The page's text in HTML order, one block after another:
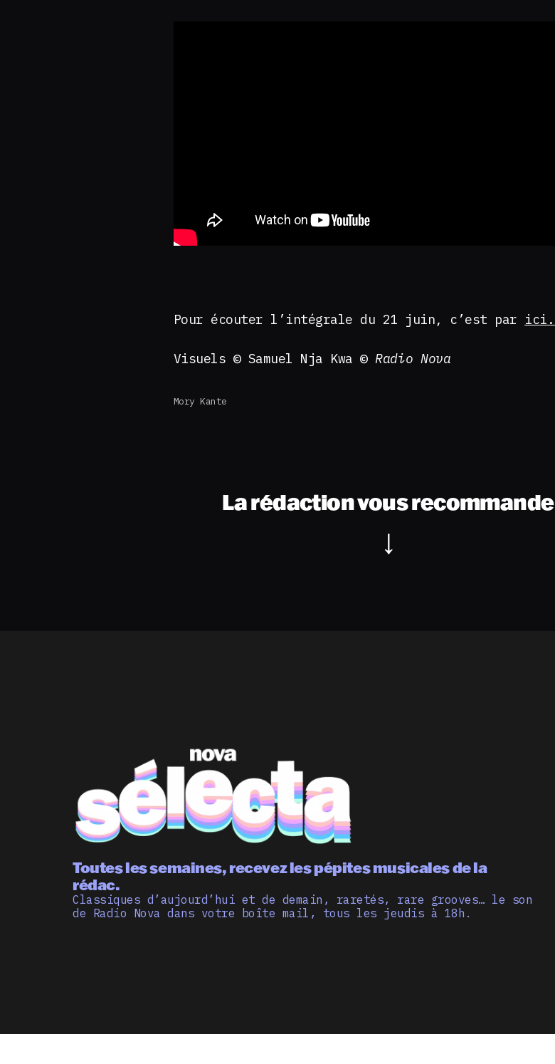
Pour écouter l’intégrale du 21 juin, c’est par ici.
Visuels © Samuel Nja Kwa © Radio Nova
Mory Kante
La rédaction vous recommande
Toutes les semaines, recevez les pépites musicales de la
rédac.
Classiques d’aujourd’hui et de demain, raretés, rare grooves… le son
de Radio Nova dans votre boîte mail, tous les jeudis à 18h.